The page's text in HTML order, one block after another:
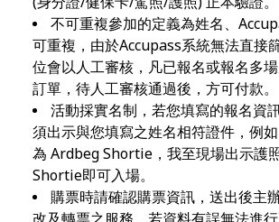
不可重複參加的定義為姓名、
可重複，由於Accupass系統無法直接
位會以人工審核，凡已報名或報名多
訂單，待人工審核通過後，方可付款。
活動採實名制，若您填寫的報名資
須出示與您填寫之姓名相符證件，例
為 Ardbeg Shortie，我至現場出示護
Shortie即可入場。
購票時請確認購票資訊，送出後主